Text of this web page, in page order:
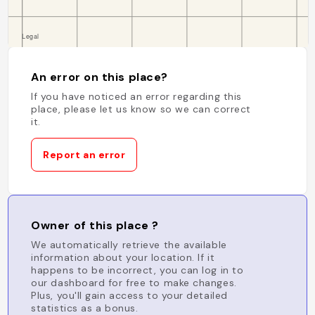
An error on this place?
If you have noticed an error regarding this
place, please let us know so we can correct
it.
Report an error
Owner of this place ?
We automatically retrieve the available
information about your location. If it
happens to be incorrect, you can log in to
our dashboard for free to make changes.
Plus, you'll gain access to your detailed
statistics as a bonus.